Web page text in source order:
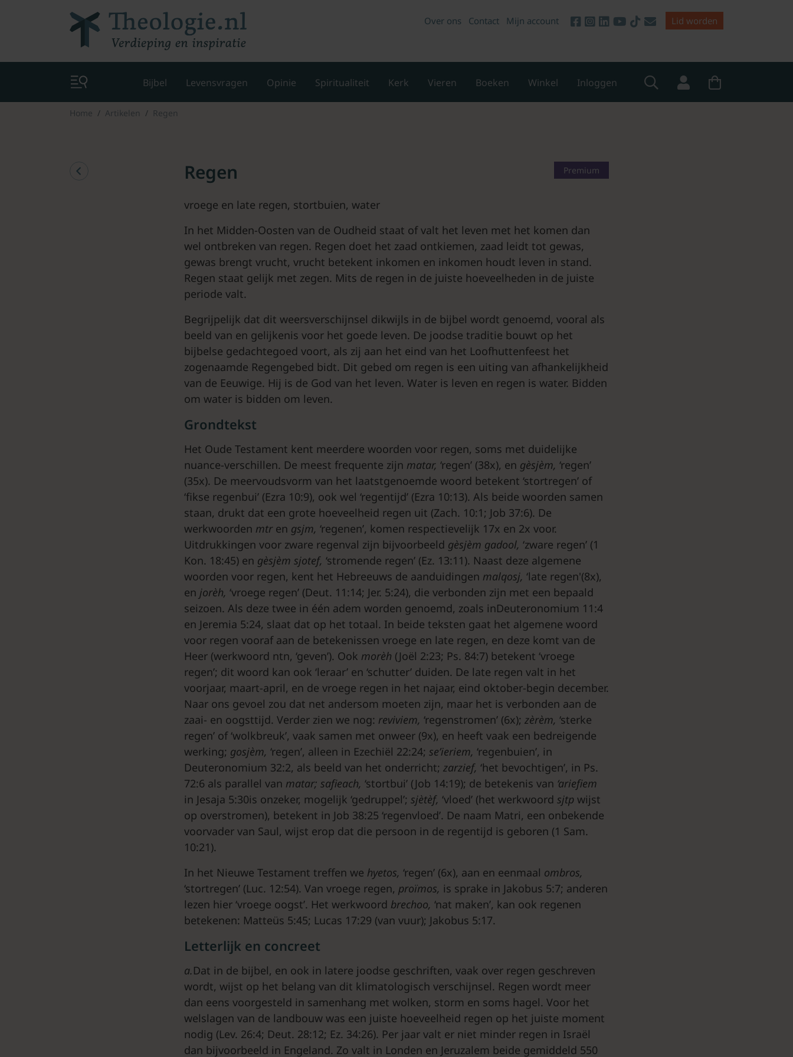
Over ons Contact Mijn account Lid worden
Bijbel Levensvragen Opinie Spiritualiteit Kerk Vieren Boeken Winkel Inloggen
Home Artikelen Regen
Premium
Regen
vroege en late regen, stortbuien, water
In het Midden-Oosten van de Oudheid staat of valt het leven met het komen dan
wel ontbreken van regen. Regen doet het zaad ontkiemen, zaad leidt tot gewas,
gewas brengt vrucht, vrucht betekent inkomen en inkomen houdt leven in stand.
Regen staat gelijk met zegen. Mits de regen in de juiste hoeveelheden in de juiste
periode valt.
Begrijpelijk dat dit weersverschijnsel dikwijls in de bijbel wordt genoemd, vooral als
beeld van en gelijkenis voor het goede leven. De joodse traditie bouwt op het
bijbelse gedachtegoed voort, als zij aan het eind van het Loofhuttenfeest het
zogenaamde Regengebed bidt. Dit gebed om regen is een uiting van afhankelijkheid
van de Eeuwige. Hij is de God van het leven. Water is leven en regen is water. Bidden
om water is bidden om leven.
Grondtekst
Het Oude Testament kent meerdere woorden voor regen, soms met duidelijke
nuance-verschillen. De meest frequente zijn matar, ‘regen’ (38x), en gèsjèm, ‘regen’
(35x). De meervoudsvorm van het laatstgenoemde woord betekent ‘stortregen’ of
‘fikse regenbui’ (Ezra 10:9), ook wel ‘regentijd’ (Ezra 10:13). Als beide woorden samen
staan, drukt dat een grote hoeveelheid regen uit (Zach. 10:1; Job 37:6). De
werkwoorden mtr en gsjm, ‘regenen’, komen respectievelijk 17x en 2x voor.
Uitdrukkingen voor zware regenval zijn bijvoorbeeld gèsjèm gadool, ‘zware regen’ (1
Kon. 18:45) en gèsjèm sjotef, ‘stromende regen’ (Ez. 13:11). Naast deze algemene
woorden voor regen, kent het Hebreeuws de aanduidingen malqosj, ‘late regen'(8x),
en jorèh, ‘vroege regen’ (Deut. 11:14; Jer. 5:24), die verbonden zijn met een bepaald
seizoen. Als deze twee in één adem worden genoemd, zoals inDeuteronomium 11:4
en Jeremia 5:24, slaat dat op het totaal. In beide teksten gaat het algemene woord
voor regen vooraf aan de betekenissen vroege en late regen, en deze komt van de
Heer (werkwoord ntn, ‘geven’). Ook morèh (Joël 2:23; Ps. 84:7) betekent ‘vroege
regen’; dit woord kan ook ‘leraar’ en ‘schutter’ duiden. De late regen valt in het
voorjaar, maart-april, en de vroege regen in het najaar, eind oktober-begin december.
Naar ons gevoel zou dat net andersom moeten zijn, maar het is verbonden aan de
zaai- en oogsttijd. Verder zien we nog: reviviem, ‘regenstromen’ (6x); zèrèm, ‘sterke
regen’ of ‘wolkbreuk’, vaak samen met onweer (9x), en heeft vaak een bedreigende
werking; gosjèm, ‘regen’, alleen in Ezechiël 22:24; se’ieriem, ‘regenbuien’, in
Deuteronomium 32:2, als beeld van het onderricht; zarzief, ‘het bevochtigen’, in Ps.
72:6 als parallel van matar; safieach, ‘stortbui’ (Job 14:19); de betekenis van ‘ariefiem
in Jesaja 5:30is onzeker, mogelijk ‘gedruppel’; sjètèf, ‘vloed’ (het werkwoord sjtp wijst
op overstromen), betekent in Job 38:25 ‘regenvloed’. De naam Matri, een onbekende
voorvader van Saul, wijst erop dat die persoon in de regentijd is geboren (1 Sam.
10:21).
In het Nieuwe Testament treffen we hyetos, ‘regen’ (6x), aan en eenmaal ombros,
‘stortregen’ (Luc. 12:54). Van vroege regen, proïmos, is sprake in Jakobus 5:7; anderen
lezen hier ‘vroege oogst’. Het werkwoord brechoo, ‘nat maken’, kan ook regenen
betekenen: Matteüs 5:45; Lucas 17:29 (van vuur); Jakobus 5:17.
Letterlijk en concreet
a.Dat in de bijbel, en ook in latere joodse geschriften, vaak over regen geschreven
wordt, wijst op het belang van dit klimatologisch verschijnsel. Regen wordt meer
dan eens voorgesteld in samenhang met wolken, storm en soms hagel. Voor het
welslagen van de landbouw was een juiste hoeveelheid regen op het juiste moment
nodig (Lev. 26:4; Deut. 28:12; Ez. 34:26). Per jaar valt er niet minder regen in Israël
dan bijvoorbeeld in Engeland. Zo valt in Londen en Jeruzalem beide gemiddeld 550